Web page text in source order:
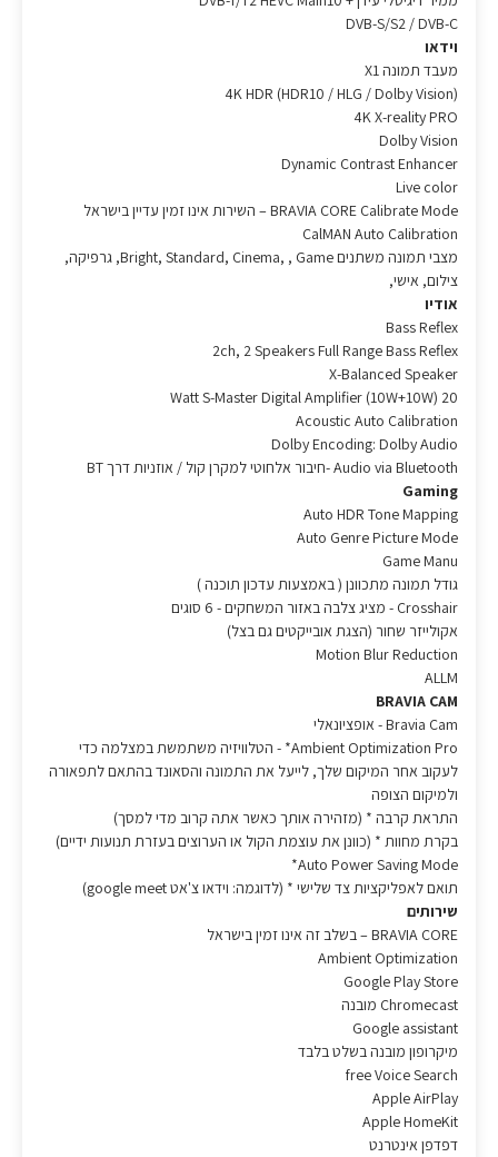
DVB-S/S2 / DVB-C
וידאו
מעבד תמונה X1
4K HDR (HDR10 / HLG / Dolby Vision)
4K X-reality PRO
Dolby Vision
Dynamic Contrast Enhancer
Live color
BRAVIA CORE Calibrate Mode – השירות אינו זמין עדיין בישראל
CalMAN Auto Calibration
מצבי תמונה משתנים Bright, Standard, Cinema, , Game, גרפיקה,
צילום, אישי,
אודיו
Bass Reflex
2ch, 2 Speakers Full Range Bass Reflex
X-Balanced Speaker
20 Watt S-Master Digital Amplifier (10W+10W)
Acoustic Auto Calibration
Dolby Encoding: Dolby Audio
Audio via Bluetooth -חיבור אלחוטי למקרן קול / אוזניות דרך BT
Gaming
Auto HDR Tone Mapping
Auto Genre Picture Mode
Game Manu
גודל תמונה מתכוונן ( באמצעות עדכון תוכנה )
Crosshair - מציג צלבה באזור המשחקים - 6 סוגים
אקולייזר שחור (הצגת אובייקטים גם בצל)
Motion Blur Reduction
ALLM
BRAVIA CAM
Bravia Cam - אופציונאלי
Ambient Optimization Pro* - הטלוויזיה משתמשת במצלמה כדי
לעקוב אחר המיקום שלך, לייעל את התמונה והסאונד בהתאם לתפאורה
ולמיקום הצופה
התראת קרבה * (מזהירה אותך כאשר אתה קרוב מדי למסך)
בקרת מחוות * (כוונן את עוצמת הקול או הערוצים בעזרת תנועות ידיים)
Auto Power Saving Mode*
תואם לאפליקציות צד שלישי * (לדוגמה: וידאו צ'אט google meet)
שירותים
BRAVIA CORE – בשלב זה אינו זמין בישראל
Ambient Optimization
Google Play Store
Chromecast מובנה
Google assistant
מיקרופון מובנה בשלט בלבד
free Voice Search
Apple AirPlay
Apple HomeKit
דפדפן אינטרנט